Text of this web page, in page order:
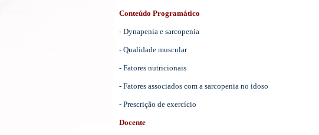
Conteúdo Programático
- Dynapenia e sarcopenia
- Qualidade muscular
- Fatores nutricionais
- Fatores associados com a sarcopenia no idoso
- Prescrição de exercício
Docente